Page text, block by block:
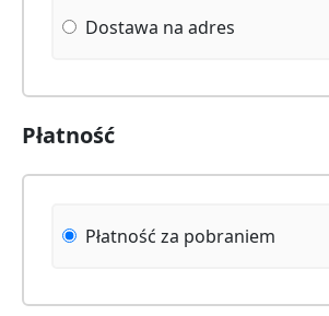
Dostawa na adres
Płatność
Płatność za pobraniem